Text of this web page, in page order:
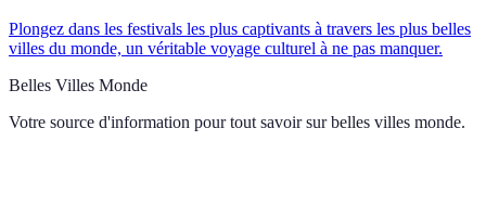
Plongez dans les festivals les plus captivants à travers les plus belles
villes du monde, un véritable voyage culturel à ne pas manquer.
Belles Villes Monde
Votre source d'information pour tout savoir sur belles villes monde.